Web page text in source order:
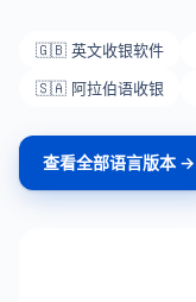
🇬🇧 英文收银软件
🇸🇦 阿拉伯语收银
查看全部语言版本 →